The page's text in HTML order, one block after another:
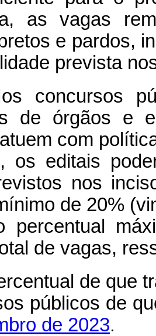
as vagas
e pardos,
prevista
concursos
de órgãos e
com
os editais
nos
de 20%
percentual
de vagas,
de que
públicos de
de 2023.